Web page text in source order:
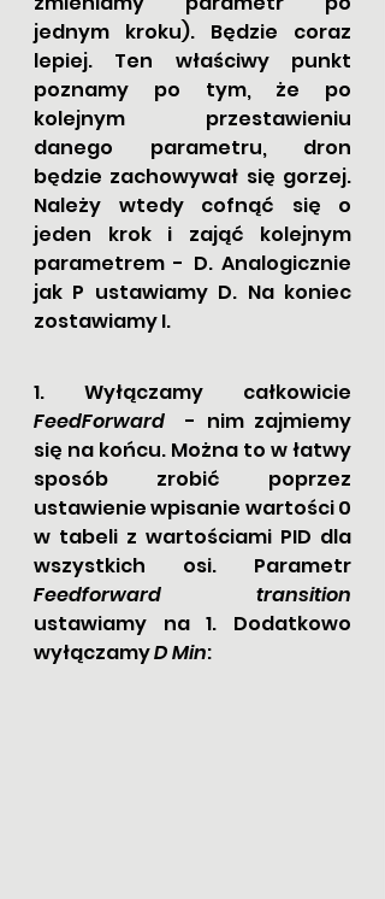
jednym kroku). Będzie coraz
lepiej. Ten właściwy punkt
poznamy po tym, że po
kolejnym przestawieniu
danego parametru, dron
będzie zachowywał się gorzej.
Należy wtedy cofnąć się o
jeden krok i zająć kolejnym
parametrem - D.​ Analogicznie
jak P ustawiamy D. Na koniec
zostawiamy I.
FeedForward
  - nim zajmiemy
się na końcu. Można to w łatwy
sposób zrobić poprzez
ustawienie wpisanie wartości 0
w tabeli z wartościami PID dla
Feedforward transition
ustawiamy na 1. Dodatkowo
wyłączamy D Min: